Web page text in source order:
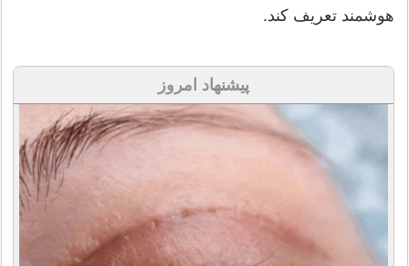
هوشمند تعریف کند.
پیشنهاد امروز